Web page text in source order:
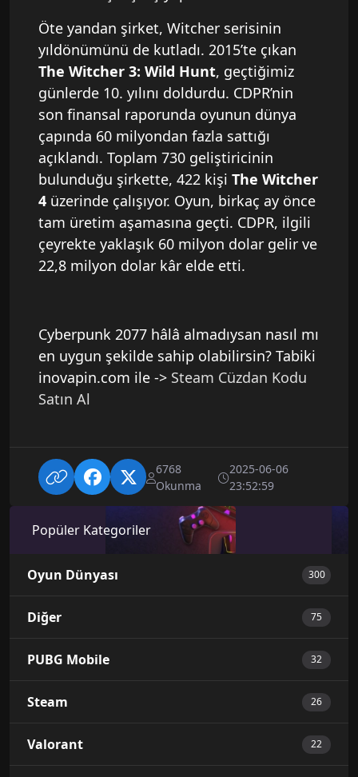
Öte yandan şirket, Witcher serisinin
yıldönümünü de kutladı. 2015’te çıkan
The Witcher 3: Wild Hunt, geçtiğimiz
günlerde 10. yılını doldurdu. CDPR’nin
son finansal raporunda oyunun dünya
çapında 60 milyondan fazla sattığı
açıklandı. Toplam 730 geliştiricinin
bulunduğu şirkette, 422 kişi The Witcher
4 üzerinde çalışıyor. Oyun, birkaç ay önce
tam üretim aşamasına geçti. CDPR, ilgili
çeyrekte yaklaşık 60 milyon dolar gelir ve
22,8 milyon dolar kâr elde etti.
Cyberpunk 2077 hâlâ almadıysan nasıl mı
en uygun şekilde sahip olabilirsin? Tabiki
inovapin.com ile -> Steam Cüzdan Kodu
Satın Al
6768
Okunma
2025-06-06
23:52:59
Popüler Kategoriler
Oyun Dünyası 300
Diğer 75
PUBG Mobile 32
Steam 26
Valorant 22